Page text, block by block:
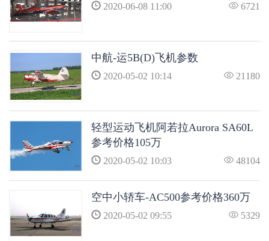
2020-06-08 11:00 6721
中航-运5B(D)飞机参数
2020-05-02 10:14 21180
轻型运动飞机阿若拉Aurora SA60L
参考价格105万
2020-05-02 10:03 48104
空中小轿车-AC500参考价格360万
2020-05-02 09:55 5329